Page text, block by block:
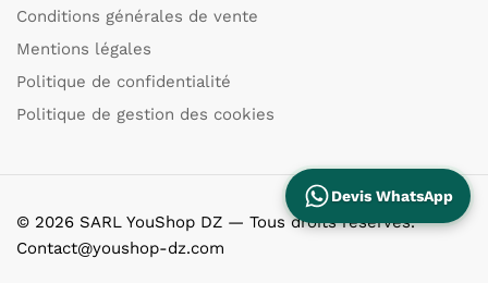
Conditions générales de vente
Mentions légales
Politique de confidentialité
Politique de gestion des cookies
© 2026 SARL YouShop DZ — Tous droits réservés.
Contact@youshop-dz.com
Devis WhatsApp